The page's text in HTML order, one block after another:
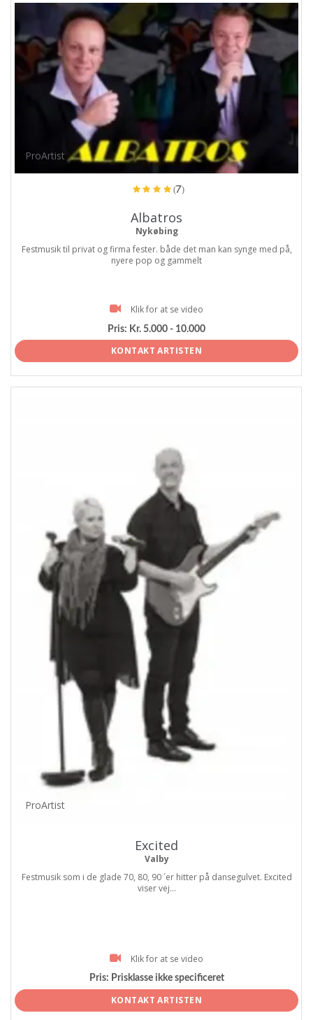
ProArtist
(7)
Albatros
Nykøbing
Festmusik til privat og firma fester. både det man kan synge med på,
nyere pop og gammelt
Klik for at se video
Pris: Kr. 5.000 - 10.000
KONTAKT ARTISTEN
ProArtist
Excited
Valby
Festmusik som i de glade 70, 80, 90 ´er hitter på dansegulvet. Excited
viser vej...
Klik for at se video
Pris: Prisklasse ikke specificeret
KONTAKT ARTISTEN